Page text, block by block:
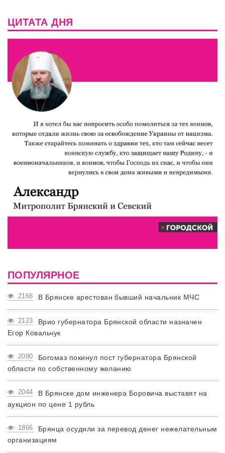
ЦИТАТА ДНЯ
ПОПУЛЯРНОЕ
2166 В Брянске арестован бывший начальник МЧС
2123
Врио губернатора Брянской области назначен
Егор Ковальчук
2090
Богомаз покинул пост губернатора Брянской
области по собственному желанию
2044
В Брянске дом инженера Боровича выставят на
аукцион по цене 1 рубль
1866
Брянца осудили за перевод денег нежелательным
организациям